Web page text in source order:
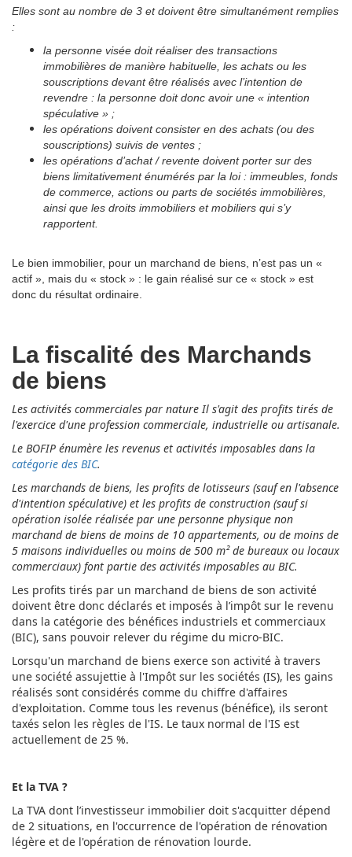
Elles sont au nombre de 3 et doivent être simultanément remplies
:
la personne visée doit réaliser des transactions
immobilières de manière habituelle, les achats ou les
souscriptions devant être réalisés avec l’intention de
revendre : la personne doit donc avoir une « intention
spéculative » ;
les opérations doivent consister en des achats (ou des
souscriptions) suivis de ventes ;
les opérations d’achat / revente doivent porter sur des
biens limitativement énumérés par la loi : immeubles, fonds
de commerce, actions ou parts de sociétés immobilières,
ainsi que les droits immobiliers et mobiliers qui s’y
rapportent.
Le bien immobilier, pour un marchand de biens, n’est pas un «
actif », mais du « stock » : le gain réalisé sur ce « stock » est
donc du résultat ordinaire.
La fiscalité des Marchands
de biens
Les activités commerciales par nature Il s'agit des profits tirés de
l'exercice d'une profession commerciale, industrielle ou artisanale.
Le BOFIP énumère les revenus et activités imposables dans la
catégorie des BIC.
Les marchands de biens, les profits de lotisseurs (sauf en l'absence
d'intention spéculative) et les profits de construction (sauf si
opération isolée réalisée par une personne physique non
marchand de biens de moins de 10 appartements, ou de moins de
5 maisons individuelles ou moins de 500 m² de bureaux ou locaux
commerciaux) font partie des activités imposables au BIC.
Les profits tirés par un marchand de biens de son activité
doivent être donc déclarés et imposés à l’impôt sur le revenu
dans la catégorie des bénéfices industriels et commerciaux
(BIC), sans pouvoir relever du régime du micro-BIC.
Lorsqu'un marchand de biens exerce son activité à travers
une société assujettie à l'Impôt sur les sociétés (IS), les gains
réalisés sont considérés comme du chiffre d'affaires
d'exploitation. Comme tous les revenus (bénéfice), ils seront
taxés selon les règles de l'IS. Le taux normal de l'IS est
actuellement de 25 %.
Et la TVA ?
La TVA dont l’investisseur immobilier doit s'acquitter dépend
de 2 situations, en l'occurrence de l'opération de rénovation
légère et de l'opération de rénovation lourde.